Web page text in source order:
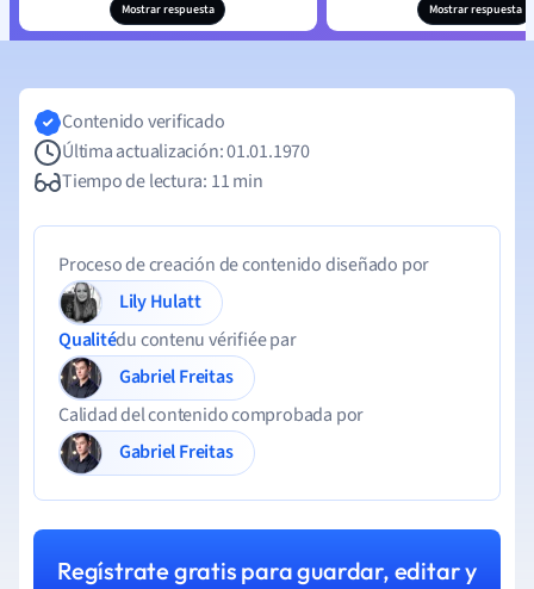
Mostrar respuesta Mostrar respuesta
Contenido verificado
Última actualización: 01.01.1970
Tiempo de lectura: 11 min
Proceso de creación de contenido diseñado por
Lily Hulatt
Qualitédu contenu vérifiée par
Gabriel Freitas
Calidad del contenido comprobada por
Gabriel Freitas
Regístrate gratis para guardar, editar y